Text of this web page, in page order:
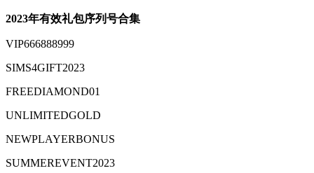
2023年有效礼包序列号合集
VIP666888999
SIMS4GIFT2023
FREEDIAMOND01
UNLIMITEDGOLD
NEWPLAYERBONUS
SUMMEREVENT2023